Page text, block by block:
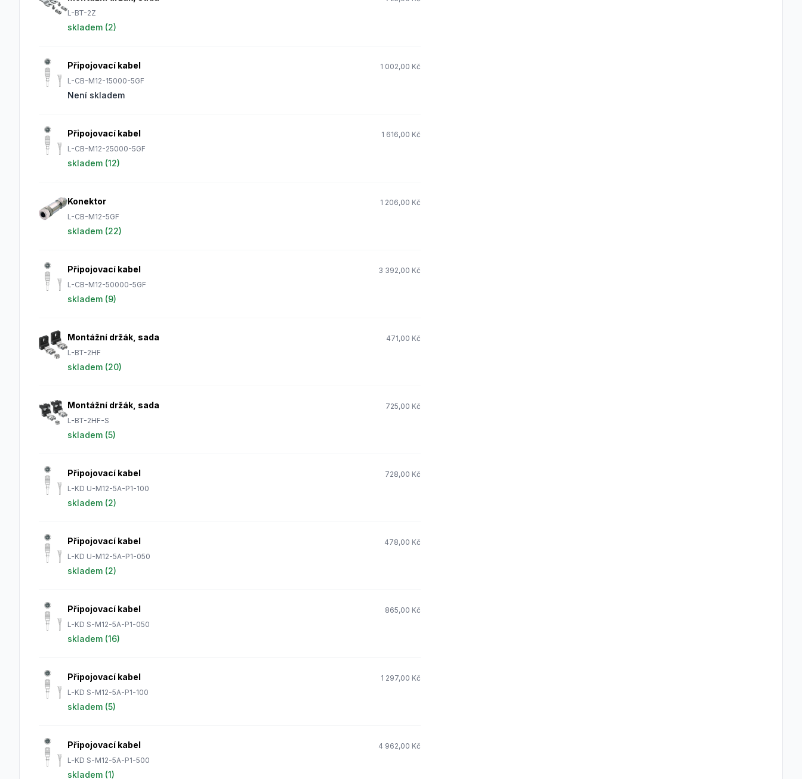
L-BT-2Z
skladem (2)
Připojovací kabel
L-CB-M12-15000-5GF
Není skladem
1 002,00 Kč
Připojovací kabel
L-CB-M12-25000-5GF
skladem (12)
1 616,00 Kč
Konektor
L-CB-M12-5GF
skladem (22)
1 206,00 Kč
Připojovací kabel
L-CB-M12-50000-5GF
skladem (9)
3 392,00 Kč
Montážní držák, sada
L-BT-2HF
skladem (20)
471,00 Kč
Montážní držák, sada
L-BT-2HF-S
skladem (5)
725,00 Kč
Připojovací kabel
L-KD U-M12-5A-P1-100
skladem (2)
728,00 Kč
Připojovací kabel
L-KD U-M12-5A-P1-050
skladem (2)
478,00 Kč
Připojovací kabel
L-KD S-M12-5A-P1-050
skladem (16)
865,00 Kč
Připojovací kabel
L-KD S-M12-5A-P1-100
skladem (5)
1 297,00 Kč
Připojovací kabel
L-KD S-M12-5A-P1-500
skladem (1)
4 962,00 Kč